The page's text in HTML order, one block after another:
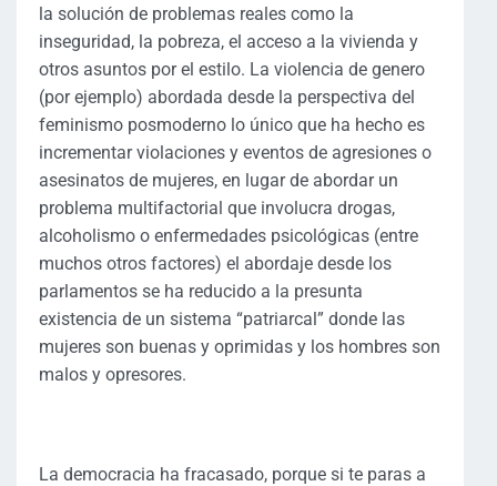
la solución de problemas reales como la
inseguridad, la pobreza, el acceso a la vivienda y
otros asuntos por el estilo. La violencia de genero
(por ejemplo) abordada desde la perspectiva del
feminismo posmoderno lo único que ha hecho es
incrementar violaciones y eventos de agresiones o
asesinatos de mujeres, en lugar de abordar un
problema multifactorial que involucra drogas,
alcoholismo o enfermedades psicológicas (entre
muchos otros factores) el abordaje desde los
parlamentos se ha reducido a la presunta
existencia de un sistema “patriarcal” donde las
mujeres son buenas y oprimidas y los hombres son
malos y opresores.
La democracia ha fracasado, porque si te paras a